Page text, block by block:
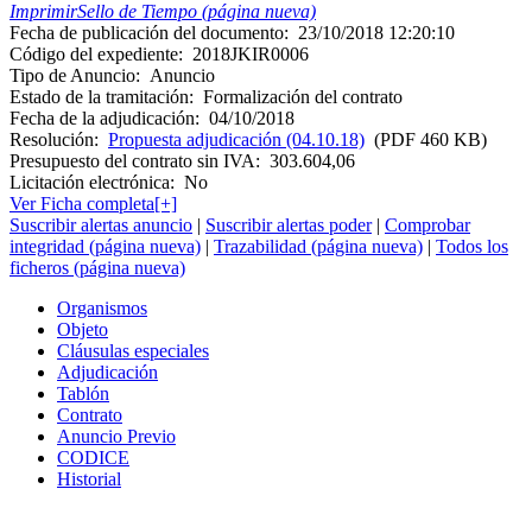
ImprimirSello de Tiempo (página nueva)
Fecha de publicación del documento: 23/10/2018 12:20:10
Código del expediente: 2018JKIR0006
Tipo de Anuncio: Anuncio
Estado de la tramitación: Formalización del contrato
Fecha de la adjudicación: 04/10/2018
Resolución: Propuesta adjudicación (04.10.18) (PDF 460 KB)
Presupuesto del contrato sin IVA: 303.604,06
Licitación electrónica: No
Ver Ficha completa[+]
Suscribir alertas anuncio | Suscribir alertas poder| Comprobar
integridad (página nueva) | Trazabilidad (página nueva) | Todos los
ficheros (página nueva)
Organismos
Objeto
Cláusulas especiales
Adjudicación
Tablón
Contrato
Anuncio Previo
CODICE
Historial